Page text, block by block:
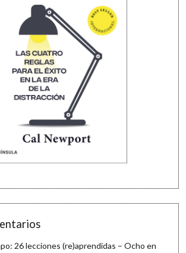
26 lecciones (re)aprendidas – Ocho en